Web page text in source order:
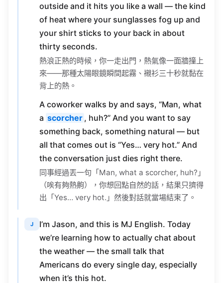
outside and it hits you like a wall — the kind
of heat where your sunglasses fog up and
your shirt sticks to your back in about
thirty seconds.
熱浪正熱的時候，你一走出門，熱氣像一面牆撞上
來——那種太陽眼鏡瞬間起霧、襯衫三十秒就黏在
背上的熱。
A coworker walks by and says, “Man, what
a scorcher , huh?” And you want to say
something back, something natural — but
all that comes out is “Yes… very hot.” And
the conversation just dies right there.
同事經過丟一句「Man, what a scorcher, huh?」
（唉有夠熱齁），你想回點自然的話，結果只擠得
出「Yes… very hot.」然後對話就當場結束了。
J
I’m Jason, and this is MJ English. Today
we’re learning how to actually chat about
the weather — the small talk that
Americans do every single day, especially
when it’s this hot.